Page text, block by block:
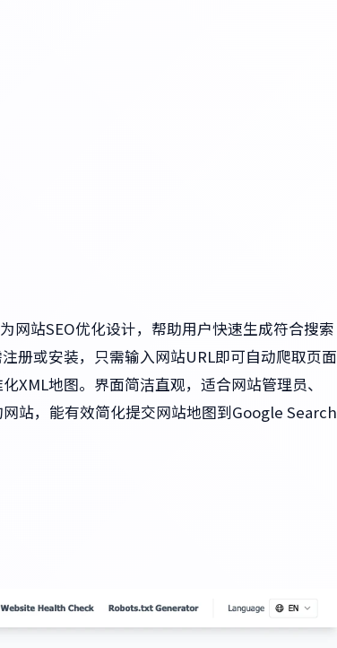
站SEO优化设计，帮助用户快速生成符合搜索
册或安装，只需输入网站URL即可自动爬取页面
XML地图。界面简洁直观，适合网站管理员、
站，能有效简化提交网站地图到Google Search